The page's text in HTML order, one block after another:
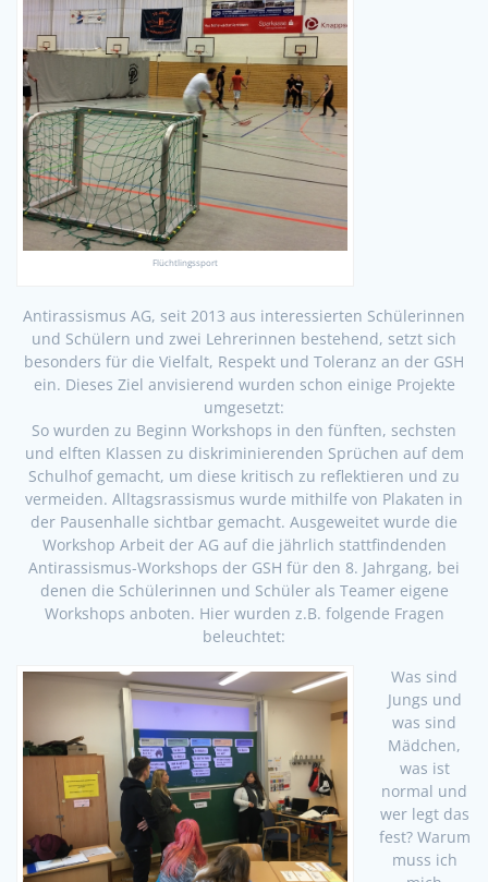
Flüchtlingssport
Antirassismus AG, seit 2013 aus interessierten Schülerinnen
und Schülern und zwei Lehrerinnen bestehend, setzt sich
besonders für die Vielfalt, Respekt und Toleranz an der GSH
ein. Dieses Ziel anvisierend wurden schon einige Projekte
umgesetzt:
So wurden zu Beginn Workshops in den fünften, sechsten
und elften Klassen zu diskriminierenden Sprüchen auf dem
Schulhof gemacht, um diese kritisch zu reflektieren und zu
vermeiden. Alltagsrassismus wurde mithilfe von Plakaten in
der Pausenhalle sichtbar gemacht. Ausgeweitet wurde die
Workshop Arbeit der AG auf die jährlich stattfindenden
Antirassismus-Workshops der GSH für den 8. Jahrgang, bei
denen die Schülerinnen und Schüler als Teamer eigene
Workshops anboten. Hier wurden z.B. folgende Fragen
beleuchtet:
Was sind
Jungs und
was sind
Mädchen,
was ist
normal und
wer legt das
fest? Warum
muss ich